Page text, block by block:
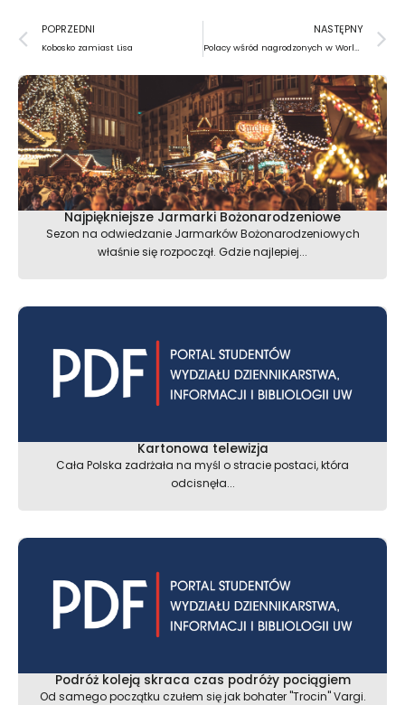
Prev
POPRZEDNI
Kobosko zamiast Lisa
NASTĘPNY
Polacy wśród nagrodzonych w World Press Photo
Najpiękniejsze Jarmarki Bożonarodzeniowe
Sezon na odwiedzanie Jarmarków Bożonarodzeniowych
właśnie się rozpoczął. Gdzie najlepiej...
Kartonowa telewizja
Cała Polska zadrżała na myśl o stracie postaci, która
odcisnęła...
Podróż koleją skraca czas podróży pociągiem
Od samego początku czułem się jak bohater "Trocin" Vargi.